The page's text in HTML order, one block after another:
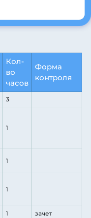
Кол-
во
часов
Форма
контроля
3
1
1
1
1 зачет